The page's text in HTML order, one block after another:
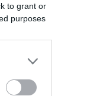
to grant or
purposes